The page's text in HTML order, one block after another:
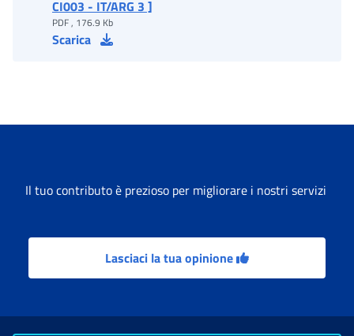
CI003 - IT/ARG 3 ]
PDF , 176.9 Kb
Scarica
Il tuo contributo è prezioso per migliorare i nostri servizi
Lasciaci la tua opinione